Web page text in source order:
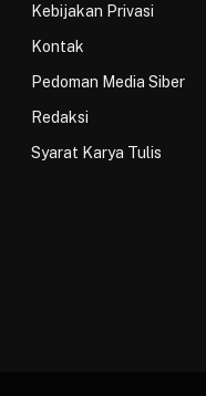
Kebijakan Privasi
Kontak
Pedoman Media Siber
Redaksi
Syarat Karya Tulis